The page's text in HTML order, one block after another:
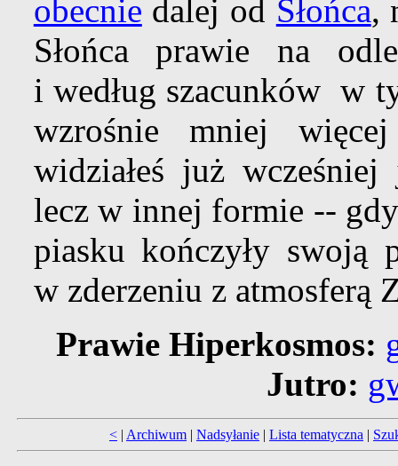
obecnie dalej od Słońca,
Słońca prawie na
i według szacunków w
wzrośnie mniej
widziałeś już
lecz w innej formie --
piasku kończyły swoją
w zderzeniu z atmosferą
Prawie Hiperkosmos:
Jutro:
< | Archiwum | Nadsyłanie | Lista tematyczna |